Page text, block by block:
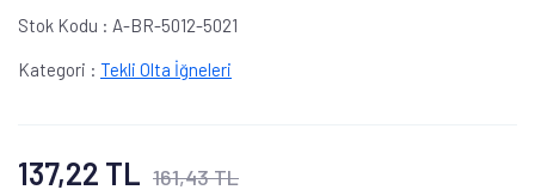
Stok Kodu : A-BR-5012-5021
Kategori : Tekli Olta İğneleri
137,22 TL 161,43 TL